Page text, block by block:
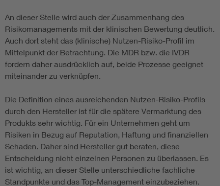
An dieser Stelle wird auch der Zusammenhang des
Risikomanagements mit der klinischen Bewertung deutlich.
Auch dort steht das (klinische) Nutzen-Risiko-Profil im
Mittelpunkt der Betrachtung. Die MDR bzw. die IVDR
fordern daher ausdrücklich auf, beide Prozesse geeignet
miteinander zu verknüpfen.
Die Definition eines ausreichenden Nutzen-Risiko-Profils
durch den Hersteller ist für die spätere Vermarktung des
Produkts sehr wichtig. Für ein Unternehmen geht um
Risiken in Bezug auf Reputation, Haftung und finanziellen
Schaden. Daher sind Hersteller gut beraten, diese
Entscheidung nicht einzelnen Personen zu überlassen. Es
ist wichtig, an dieser Stelle unterschiedliche fachliche
Standpunkte und das Top-Management einzubeziehen.